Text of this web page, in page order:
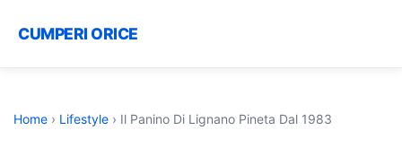
CUMPERI ORICE
Home › Lifestyle › Il Panino Di Lignano Pineta Dal 1983